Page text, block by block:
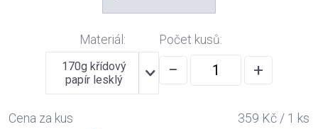
Materiál:
170g křídový
papír lesklý
Počet kusů:
− +
Cena za kus
359 Kč / 1 ks